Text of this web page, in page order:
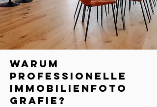
​Warum
professionelle
Immobilienfoto
grafie?